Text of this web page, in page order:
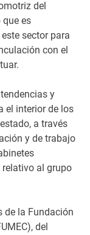
del
que es
sector para
con el
y
el interior de los
a través
y de trabajo
al grupo
de la Fundación
del